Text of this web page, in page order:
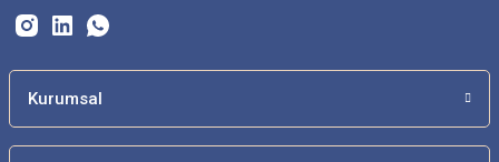
Bu ürüne benzer farklı alternatifler olmalı.
Kurumsal